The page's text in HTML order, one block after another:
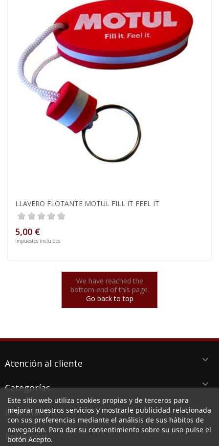
LLAVERO FLOTANTE MOTUL FILL IT FEEL IT
5,00 €
Impuestos incluidos
We have reached the
bottom end of this page.
Go back to top
Atención al cliente keyboard_arrow_down
Categorías keyboard_arrow_down
Información keyboard_arrow_down
Productos keyboard_arrow_down
Este sitio web utiliza cookies propias y de terceros para
mejorar nuestros servicios y mostrarle publicidad relacionada
con sus preferencias mediante el análisis de sus hábitos de
navegación. Para dar su consentimiento sobre su uso pulse el
botón Acepto.